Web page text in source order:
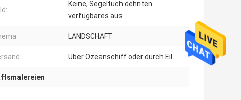
Keine, Segeltuch dehnten
verfügbares aus
LANDSCHAFT
Über Ozeanschiff oder durch Eil